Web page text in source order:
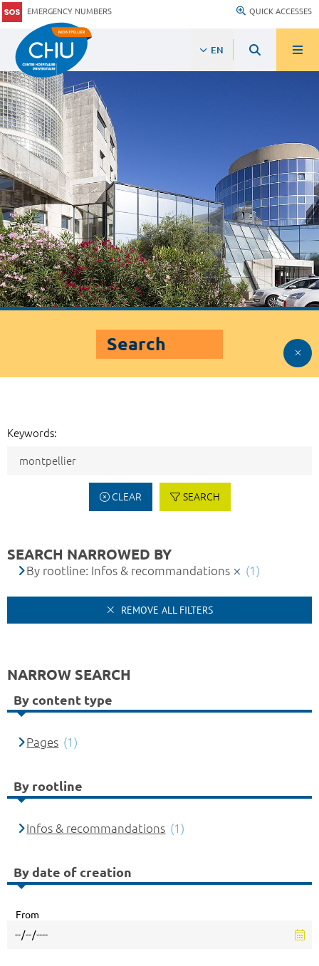
EMERGENCY NUMBERS QUICK ACCESSES
EN
Search
Keywords:
CLEAR SEARCH
SEARCH NARROWED BY
By rootline: Infos & recommandations (1)
REMOVE ALL FILTERS
NARROW SEARCH
By content type
Pages (1)
By rootline
Infos & recommandations (1)
By date of creation
From